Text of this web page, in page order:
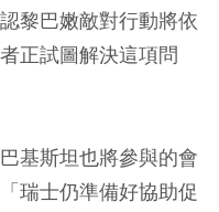
黎巴嫩敵對行動將依
正試圖解決這項問
基斯坦也將參與的會
瑞士仍準備好協助促